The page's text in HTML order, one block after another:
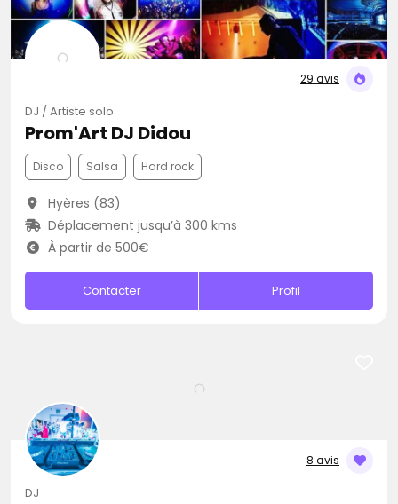
29 avis
DJ / Artiste solo
Prom'Art DJ Didou
Disco Salsa Hard rock
Hyères (83)
Déplacement jusqu’à 300 kms
À partir de 500€
Contacter Profil
8 avis
DJ